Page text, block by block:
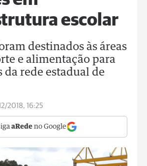
escolar
destinados às áreas
e alimentação para
da rede estadual de
2018, 16:25
aRede no Google